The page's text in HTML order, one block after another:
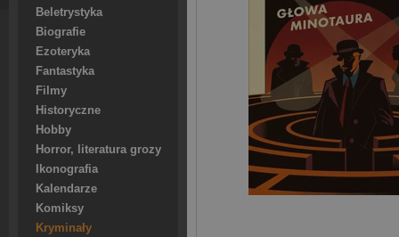
Beletrystyka
Biografie
Ezoteryka
Fantastyka
Filmy
Historyczne
Hobby
Horror, literatura grozy
Ikonografia
Kalendarze
Komiksy
Kryminały